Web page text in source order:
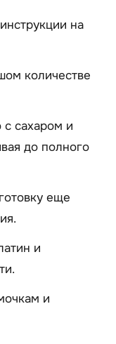
на
количестве
с сахаром и
до полного
еще
и
и